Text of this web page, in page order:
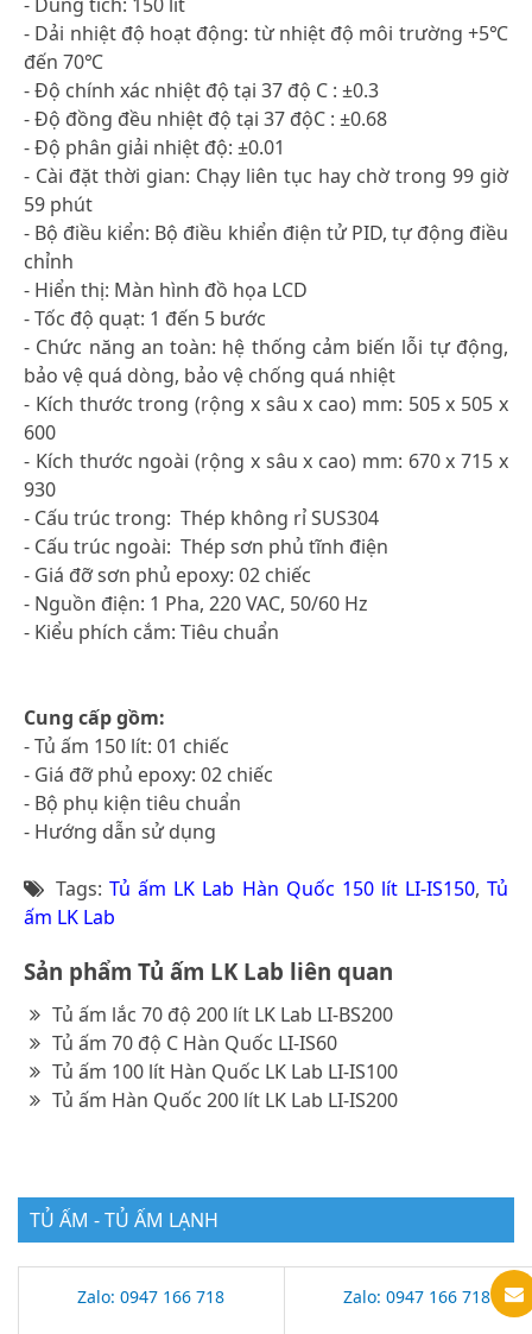
- Dải nhiệt độ hoạt động: từ nhiệt độ môi trường +5℃
đến 70℃
- Độ chính xác nhiệt độ tại 37 độ C : ±0.3
- Độ đồng đều nhiệt độ tại 37 độC : ±0.68
- Độ phân giải nhiệt độ: ±0.01
- Cài đặt thời gian: Chạy liên tục hay chờ trong 99 giờ
59 phút
- Bộ điều kiển: Bộ điều khiển điện tử PID, tự động điều
chỉnh
- Hiển thị: Màn hình đồ họa LCD
- Tốc độ quạt: 1 đến 5 bước
- Chức năng an toàn: hệ thống cảm biến lỗi tự động,
bảo vệ quá dòng, bảo vệ chống quá nhiệt
- Kích thước trong (rộng x sâu x cao) mm: 505 x 505 x
600
- Kích thước ngoài (rộng x sâu x cao) mm: 670 x 715 x
930
- Cấu trúc trong: Thép không rỉ SUS304
- Cấu trúc ngoài: Thép sơn phủ tĩnh điện
- Giá đỡ sơn phủ epoxy: 02 chiếc
- Nguồn điện: 1 Pha, 220 VAC, 50/60 Hz
- Kiểu phích cắm: Tiêu chuẩn
Cung cấp gồm:
- Tủ ấm 150 lít: 01 chiếc
- Giá đỡ phủ epoxy: 02 chiếc
- Bộ phụ kiện tiêu chuẩn
- Hướng dẫn sử dụng
Tags: Tủ ấm LK Lab Hàn Quốc 150 lít LI-IS150,Tủ
ấm LK Lab
Sản phẩm Tủ ấm LK Lab liên quan
Tủ ấm lắc 70 độ 200 lít LK Lab LI-BS200
Tủ ấm 70 độ C Hàn Quốc LI-IS60
Tủ ấm 100 lít Hàn Quốc LK Lab LI-IS100
Tủ ấm Hàn Quốc 200 lít LK Lab LI-IS200
TỦ ẤM - TỦ ẤM LẠNH
Zalo: 0947 166 718 Zalo: 0947 166 718